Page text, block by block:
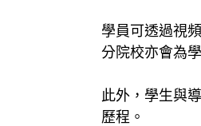
學員可透過視
分院校亦會為
此外，學生與
歷程。